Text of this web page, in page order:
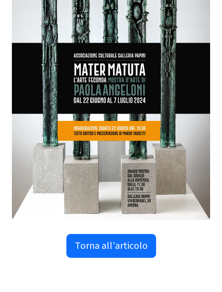
Torna all'articolo